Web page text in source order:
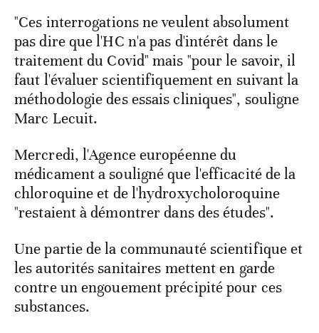
"Ces interrogations ne veulent absolument
pas dire que l'HC n'a pas d'intérêt dans le
traitement du Covid" mais "pour le savoir, il
faut l'évaluer scientifiquement en suivant la
méthodologie des essais cliniques", souligne
Marc Lecuit.
Mercredi, l'Agence européenne du
médicament a souligné que l'efficacité de la
chloroquine et de l'hydroxycholoroquine
"restaient à démontrer dans des études".
Une partie de la communauté scientifique et
les autorités sanitaires mettent en garde
contre un engouement précipité pour ces
substances.